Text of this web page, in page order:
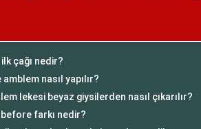
çağı nedir?
nasıl yapılır?
lekesi beyaz giysilerden nasıl çıkarılır?
farkı nedir?